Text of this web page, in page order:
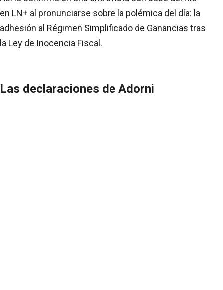
en LN+ al pronunciarse sobre la polémica del día: la
adhesión al Régimen Simplificado de Ganancias tras
la Ley de Inocencia Fiscal.
Las declaraciones de Adorni